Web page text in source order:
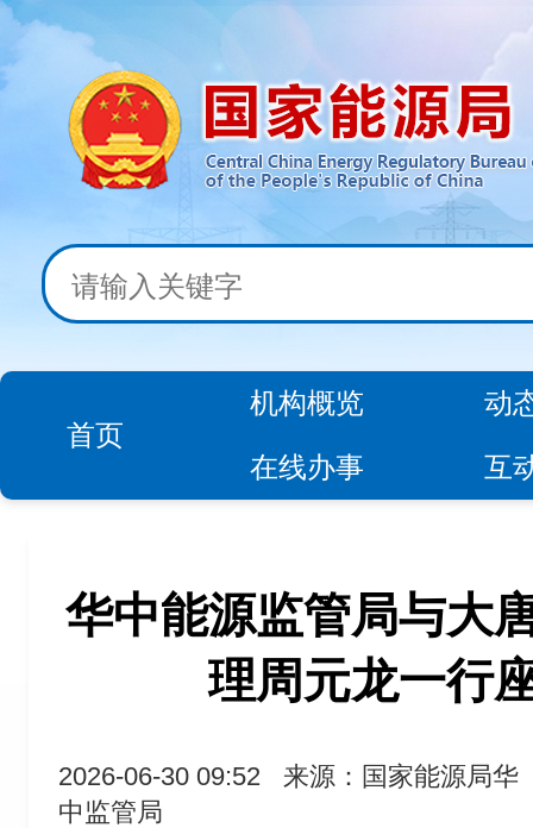
首页
机构概览
动
在线办事
互
华中能源监管局与大
理周元龙一行
2026-06-30 09:52
来源：国家能源局华
中监管局